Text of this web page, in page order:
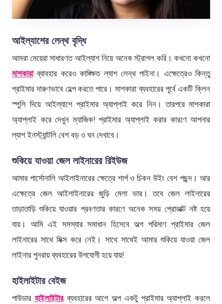
আইল্যাশের লেন্থ বৃদ্ধি
আমরা মেয়েরা সাধারণত আইল্যাশ নিয়ে অনেক স্ট্রাগল করি। কখনো কখনো
মাশকারাব্যাবহার করেও কাঙ্ক্ষিত ল্যাশ লেন্থ পাইনা। এক্ষেত্রেও কিন্তু
প্রাইমার দারুণভাবে হেল্প করতে পারে। মাশকারা ব্যবহারের পূর্বে একটি ক্লিন
স্পুলি দিয়ে আইল্যাশে প্রাইমার অ্যাপ্লাই করে নিন। তারপরে মাশকারা
অ্যাপ্লাই করে দেখুন ম্যাজিক! প্রাইমার অ্যাপ্লাই করার কারণে আপনার
ল্যাশ ইনস্ট্যান্টলি বেশ বড় ও ঘন দেখাবে।
শুকিয়ে যাওয়া জেল লাইনারের রিইউজ
আমার পার্সোনালি আইলাইনারের ক্ষেত্রে শার্প ও চিকন উইং বেশ পছন্দ। আর
এক্ষেত্রে জেল আইলাইনারের জুড়ি মেলা ভার। তবে জেল লাইনারের
তাড়াতাড়ি শুকিয়ে যাওয়ার প্রবণতার কারণে অনেক সময় প্রোডাক্ট নষ্ট হয়ে
যায়। আমি এই সমস্যার সমাধান হিসেবে অল্প পরিমাণ প্রাইমার জেল
লাইনারের সাথে মিক্স করে নেই। সাথে সাথেই আমার শুকিয়ে যাওয়া জেল
লাইনার পুনরায় ব্যবহারের উপযোগী হয়ে যায়!
হাইলাইটার বেইজ
পাউডার হাইলাইটারব্যবহারের আগে অল্প একটু প্রাইমার অ্যাপ্লাই করলে